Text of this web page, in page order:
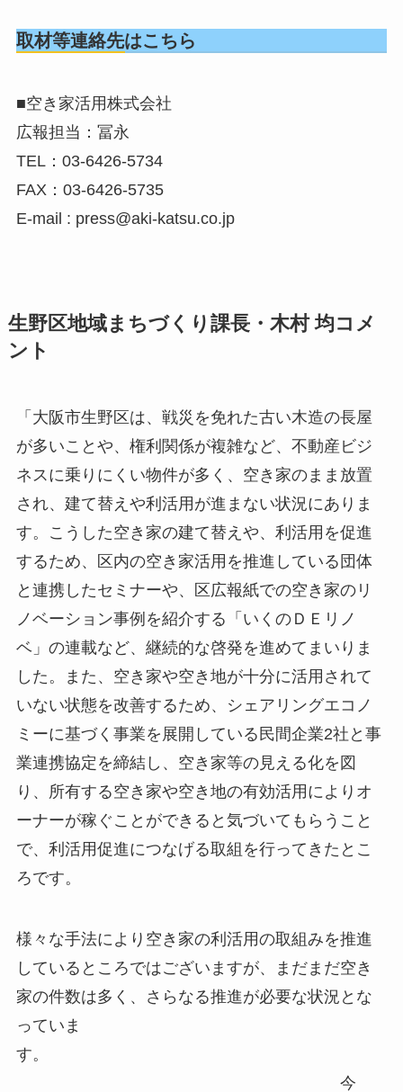
取材等連絡先はこちら
■空き家活用株式会社
広報担当：冨永
TEL：03-6426-5734
FAX：03-6426-5735
E-mail : press@aki-katsu.co.jp
生野区地域まちづくり課長・木村 均コメ
ント
「大阪市生野区は、戦災を免れた古い木造の長屋
が多いことや、権利関係が複雑など、不動産ビジ
ネスに乗りにくい物件が多く、空き家のまま放置
され、建て替えや利活用が進まない状況にありま
す。こうした空き家の建て替えや、利活用を促進
するため、区内の空き家活用を推進している団体
と連携したセミナーや、区広報紙での空き家のリ
ノベーション事例を紹介する「いくのＤＥリノ
ベ」の連載など、継続的な啓発を進めてまいりま
した。また、空き家や空き地が十分に活用されて
いない状態を改善するため、シェアリングエコノ
ミーに基づく事業を展開している民間企業2社と事
業連携協定を締結し、空き家等の見える化を図
り、所有する空き家や空き地の有効活用によりオ
ーナーが稼ぐことができると気づいてもらうこと
で、利活用促進につなげる取組を行ってきたとこ
ろです。
様々な手法により空き家の利活用の取組みを推進
しているところではございますが、まだまだ空き
家の件数は多く、さらなる推進が必要な状況とな
っていま
す。
今